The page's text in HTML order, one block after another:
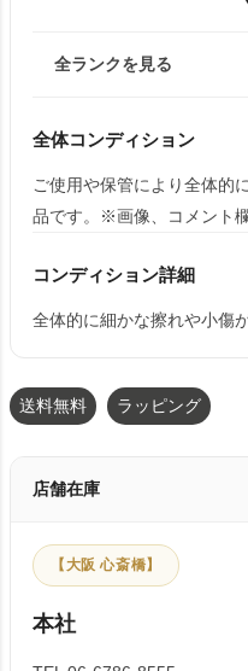
全ランクを見る
全体コンディション
ご使用や保管により全体的
品です。※画像、コメント
コンディション詳細
全体的に細かな擦れや小傷
送料無料 ラッピング
店舗在庫
【大阪 心斎橋】
本社